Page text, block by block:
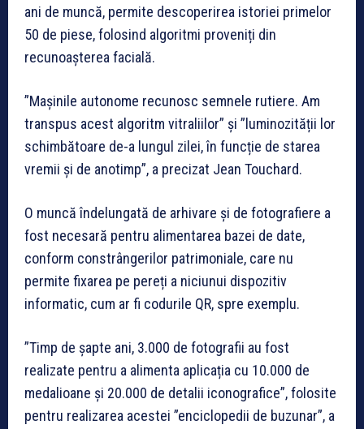
ani de muncă, permite descoperirea istoriei primelor
50 de piese, folosind algoritmi proveniți din
recunoașterea facială.
”Mașinile autonome recunosc semnele rutiere. Am
transpus acest algoritm vitraliilor” și ”luminozității lor
schimbătoare de-a lungul zilei, în funcție de starea
vremii și de anotimp”, a precizat Jean Touchard.
O muncă îndelungată de arhivare și de fotografiere a
fost necesară pentru alimentarea bazei de date,
conform constrângerilor patrimoniale, care nu
permite fixarea pe pereți a niciunui dispozitiv
informatic, cum ar fi codurile QR, spre exemplu.
”Timp de șapte ani, 3.000 de fotografii au fost
realizate pentru a alimenta aplicația cu 10.000 de
medalioane și 20.000 de detalii iconografice”, folosite
pentru realizarea acestei ”enciclopedii de buzunar”, a